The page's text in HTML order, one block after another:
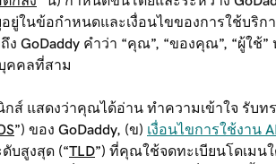
ในข้อกำหนดและเงื่อนไขของการใช้บริก
ยถึง GoDaddy คำว่า “คุณ”, “ของคุณ”, “
คคลที่สาม
แสดงว่าคุณได้อ่าน ทำความเข้าใจ รับ
”) ของ GoDaddy, (ข) เงื่อนไขการใช้งาน
บสูงสุด (“TLD”) ที่คุณใช้จดทะเบียนโดเมนใ